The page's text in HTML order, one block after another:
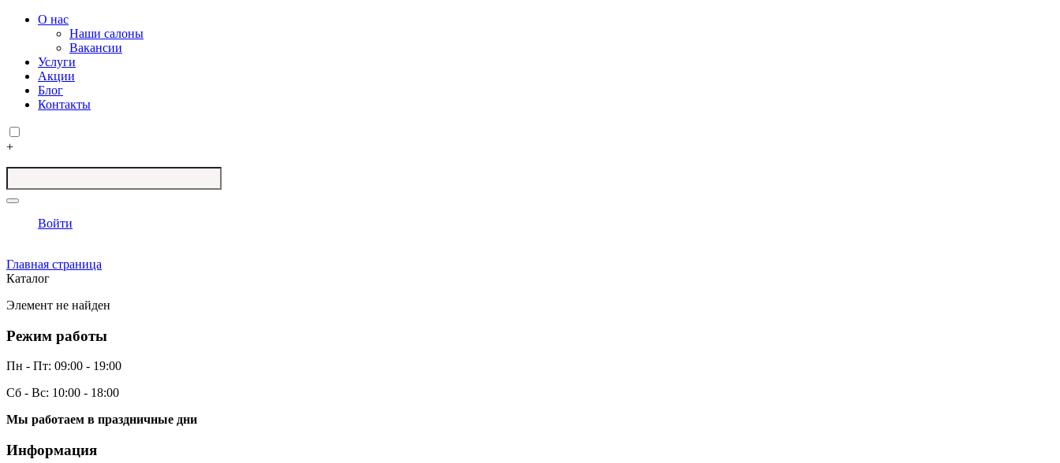
О нас
Наши салоны
Вакансии
Услуги
Акции
Блог
Контакты
+
Войти
Главная страница
Каталог
Элемент не найден
Режим работы
Пн - Пт: 09:00 - 19:00
Сб - Вс: 10:00 - 18:00
Мы работаем в праздничные дни
Информация